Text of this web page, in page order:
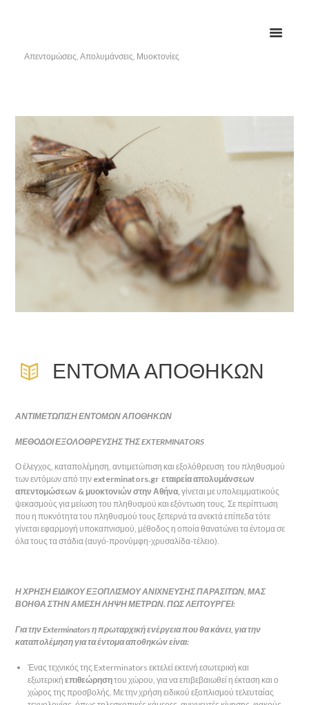
Απεντομώσεις, Απολυμάνσεις, Μυοκτονίες
ΕΝΤΟΜΑ ΑΠΟΘΗΚΩΝ
ΑΝΤΙΜΕΤΩΠΙΣΗ ΕΝΤΟΜΩΝ ΑΠΟΘΗΚΩΝ
ΜΕΘΟΔΟΙ ΕΞΟΛΟΘΡΕΥΣΗΣ ΤΗΣ EXTERMINATORS
Ο έλεγχος, καταπολέμηση, αντιμετώπιση και εξολόθρευση του πληθυσμού
των εντόμων από την exterminators.gr εταιρεία απολυμάνσεων
απεντομώσεων & μυοκτονιών στην Αθήνα, γίνεται με υπολειμματικούς
ψεκασμούς για μείωση του πληθυσμού και εξόντωση τους. Σε περίπτωση
που η πυκνότητα του πληθυσμού τους ξεπερνά τα ανεκτά επίπεδα τότε
γίνεται εφαρμογή υποκαπνισμού, μέθοδος η οποία θανατώνει τα έντομα σε
όλα τους τα στάδια (αυγό-προνύμφη-χρυσαλίδα-τέλειο).
Η ΧΡΗΣΗ ΕΙΔΙΚΟΥ ΕΞΟΠΛΙΣΜΟΥ ΑΝΙΧΝΕΥΣΗΣ ΠΑΡΑΣΙΤΩΝ, ΜΑΣ
ΒΟΗΘΑ ΣΤΗΝ ΑΜΕΣΗ ΛΗΨΗ ΜΕΤΡΩΝ. ΠΩΣ ΛΕΙΤΟΥΡΓΕΙ:
Για την Exterminators η πρωταρχική ενέργεια που θα κάνει, για την
καταπολέμηση για τα έντομα αποθηκών είναι:
Ένας τεχνικός της Exterminators εκτελεί εκτενή εσωτερική και
εξωτερική επιθεώρησητου χώρου, για να επιβεβαιωθεί η έκταση και ο
χώρος της προσβολής. Με την χρήση ειδικού εξοπλισμού τελευταίας